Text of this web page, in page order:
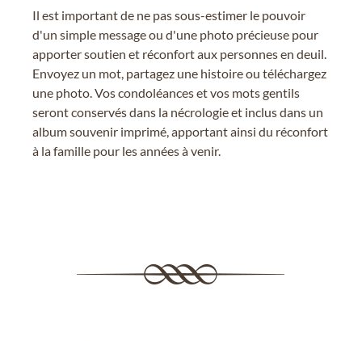
Il est important de ne pas sous-estimer le pouvoir
d'un simple message ou d'une photo précieuse pour
apporter soutien et réconfort aux personnes en deuil.
Envoyez un mot, partagez une histoire ou téléchargez
une photo. Vos condoléances et vos mots gentils
seront conservés dans la nécrologie et inclus dans un
album souvenir imprimé, apportant ainsi du réconfort
à la famille pour les années à venir.